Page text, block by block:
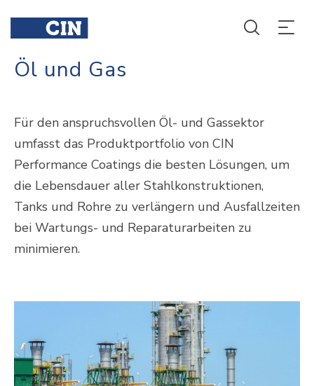
Öl und Gas
Für den anspruchsvollen Öl- und Gassektor
umfasst das Produktportfolio von CIN
Performance Coatings die besten Lösungen, um
die Lebensdauer aller Stahlkonstruktionen,
Tanks und Rohre zu verlängern und Ausfallzeiten
bei Wartungs- und Reparaturarbeiten zu
minimieren.